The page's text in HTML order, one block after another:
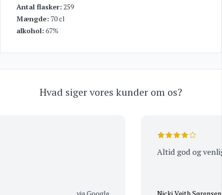
Antal flasker: 259
Mængde: 70 cl
alkohol: 67%
Hvad siger vores kunder om os?
Altid god og